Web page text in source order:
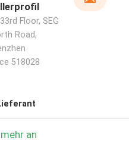
Floor, SEG
Road,
518028
an